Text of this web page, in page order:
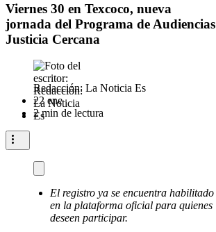
Viernes 30 en Texcoco, nueva
jornada del Programa de Audiencias
Justicia Cercana
Redacción: La Noticia Es
22 ene
2 min de lectura
El registro ya se encuentra habilitado
en la plataforma oficial para quienes
deseen participar.